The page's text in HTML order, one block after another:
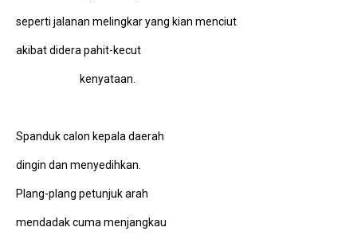
seperti jalanan melingkar yang kian menciut
akibat didera pahit-kecut
kenyataan.
Spanduk calon kepala daerah
dingin dan menyedihkan.
Plang-plang petunjuk arah
mendadak cuma menjangkau